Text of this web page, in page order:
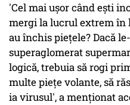
'Cel mai uşor când eşti
mergi la lucrul extrem în
au închis pieţele? Dacă
superaglomerat
logică, trebuia să rogi
multe pieţe volante, să
ia virusul', a menţionat